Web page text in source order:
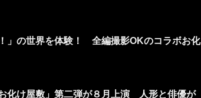
」の世界を体験！ 全編撮影OKのコラボお化
化け屋敷」第二弾が８月上演 人形と俳優が